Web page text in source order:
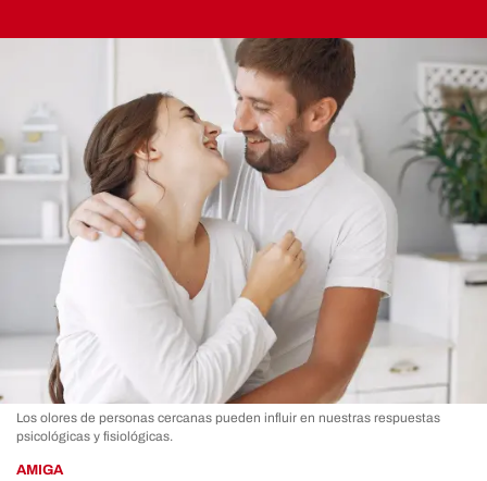
AMIGA
Los olores de personas cercanas pueden influir en nuestras respuestas
psicológicas y fisiológicas.